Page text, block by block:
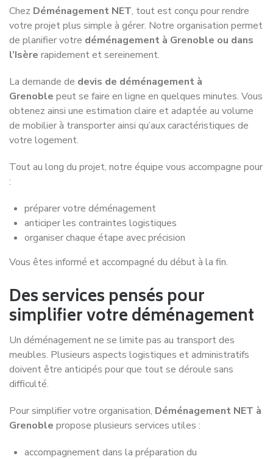
Service de déménagement à
Aurillac
Service de déménagement à
Service de déménagement à
Bron
Service de déménagement à
Service de déménagement à
Service de déménagement à
Clermont-Ferrand
Service de déménagement à
Service de déménagement à
Montélimar
Service de déménagement
Service de déménagement à
Rillieux-la-Pape
Service de déménagement à
Saint-Chamond
Service de déménagement à
Service de déménagement à
Saint-Martin-d’Hères
Service de déménagement à
Thonon-les-Bains
Service de déménagement à